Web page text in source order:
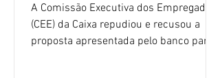
A Comissão Executiva dos Empregados
(CEE) da Caixa repudiou e recusou a
proposta apresentada pelo banco para o